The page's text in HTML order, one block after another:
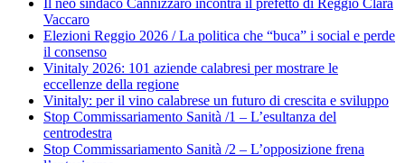
Vaccaro
Elezioni Reggio 2026 / La politica che “buca” i social e perde
il consenso
Vinitaly 2026: 101 aziende calabresi per mostrare le
eccellenze della regione
Vinitaly: per il vino calabrese un futuro di crescita e sviluppo
Stop Commissariamento Sanità /1 – L’esultanza del
centrodestra
Stop Commissariamento Sanità /2 – L’opposizione frena